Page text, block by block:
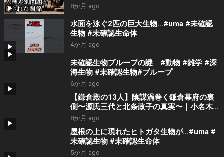
8か月 ago
水面を泳ぐ2匹の巨大生物…#uma #未確認
生物 #未確認生命体
4か月 ago
未確認生物ブループの謎 #動物 #雑学 #深
海生物 #未確認生物#ブループ
6か月 ago
【鎌倉殿の13人】陰謀渦巻く鎌倉幕府の裏
側〜源氏三代と北条政子の真実〜｜小名木
善行
8か月 ago
屋根の上に現れたヒトガタ生物が…#uma #
未確認生物 #未確認生命体
5か月 ago